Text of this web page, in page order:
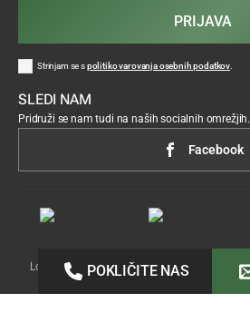
POKLIČITE NAS
Strinjam se spolitiko varovanja osebnih podatkov
PRIJAVA
SLEDI NAM
Pridruži se nam tudi na naših socialnih omrežjih.
Facebook
Lokostrelstvo ©2026 Vse pravice pridržane.